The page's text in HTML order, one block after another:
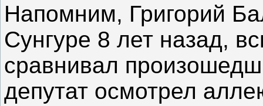
Напомним, Григорий
Сунгуре 8 лет назад,
сравнивал
депутат осмотрел